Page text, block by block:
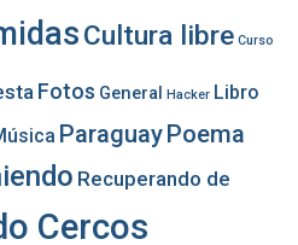
Cultura libre Curso
Fotos General Hacker Libro
ParaguayPoema
Recuperando de
Cercos